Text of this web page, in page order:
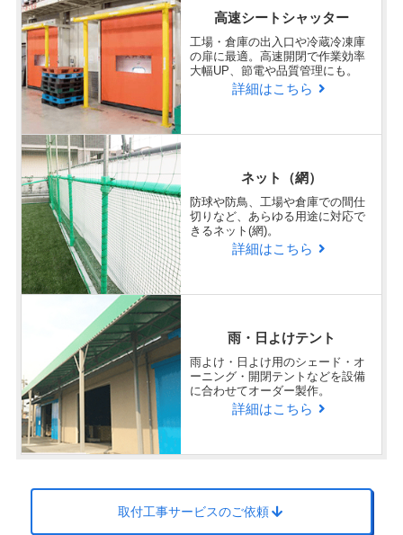
高速シートシャッター
工場・倉庫の出入口や冷蔵冷凍庫
の扉に最適。高速開閉で作業効率
大幅UP、節電や品質管理にも。
詳細はこちら
ネット（網）
防球や防鳥、工場や倉庫での間仕
切りなど、あらゆる用途に対応で
きるネット(網)。
詳細はこちら
雨・日よけテント
雨よけ・日よけ用のシェード・オ
ーニング・開閉テントなどを設備
に合わせてオーダー製作。
詳細はこちら
取付工事サービスのご依頼